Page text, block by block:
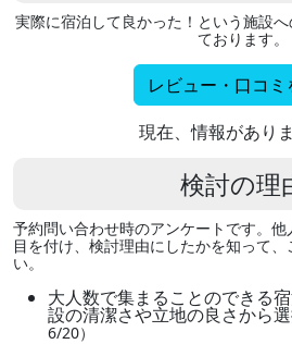
実際に宿泊して良かった！という施設
ております。
レビュー・口コ
現在、情報がありま
検討の理
予約問い合わせ時のアンケートです。
目を付け、検討理由にしたかを知って
い。
大人数で集まることのできる
設の清潔さや立地の良さから
6/20）